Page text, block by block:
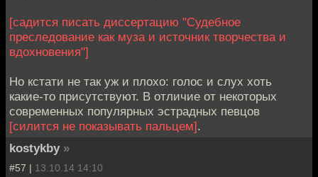
[садится писать диссертацию "Судебное
преследование как муза и источник творчества и
вдохновения"]
Но кстати не так уж и плохо: голос и слух хоть
какие-то присутствуют. В отличие от некоторых
современных популярных эстрадных певцов
[силится не показывать пальцем].
kostykby »
#57 | 13.10.14 14:10